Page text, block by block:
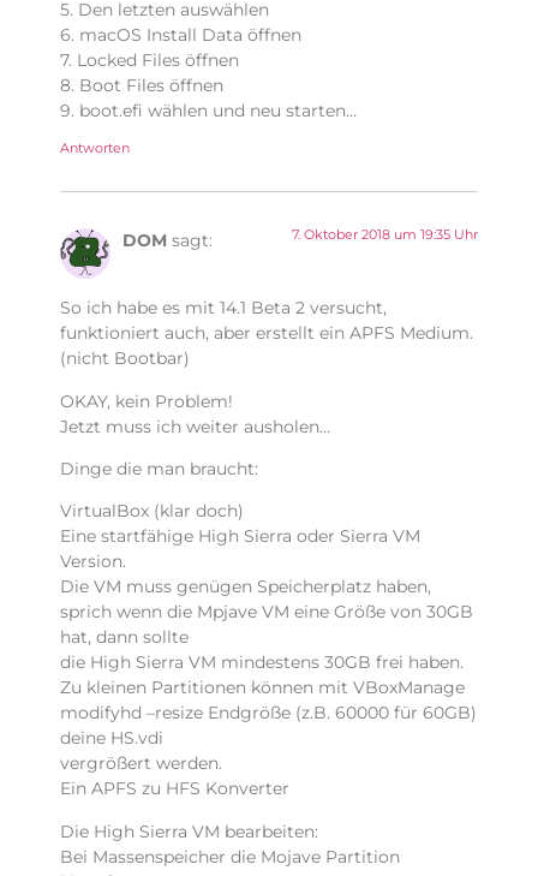
5. Den letzten auswählen
6. macOS Install Data öffnen
7. Locked Files öffnen
8. Boot Files öffnen
9. boot.efi wählen und neu starten…
Antworten
DOM sagt: 7. Oktober 2018 um 19:35 Uhr
So ich habe es mit 14.1 Beta 2 versucht,
funktioniert auch, aber erstellt ein APFS Medium.
(nicht Bootbar)
OKAY, kein Problem!
Jetzt muss ich weiter ausholen…
Dinge die man braucht:
VirtualBox (klar doch)
Eine startfähige High Sierra oder Sierra VM
Version.
Die VM muss genügen Speicherplatz haben,
sprich wenn die Mpjave VM eine Größe von 30GB
hat, dann sollte
die High Sierra VM mindestens 30GB frei haben.
Zu kleinen Partitionen können mit VBoxManage
modifyhd –resize Endgröße (z.B. 60000 für 60GB)
deine HS.vdi
vergrößert werden.
Ein APFS zu HFS Konverter
Die High Sierra VM bearbeiten:
Bei Massenspeicher die Mojave Partition